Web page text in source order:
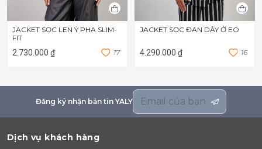
JACKET SỌC LEN Ý PHA SLIM-
FIT
2.730.000 ₫ 17
JACKET SỌC ĐAN DÂY Ở EO
4.290.000 ₫ 16
Đăng ký nhận bản tin YALY
Dịch vụ khách hàng